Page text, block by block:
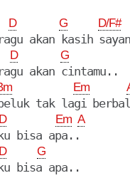
D G D/F#
akan kasih
D G
akan cintamu..
Em
tak lagi
D Em A
bisa apa..
D G